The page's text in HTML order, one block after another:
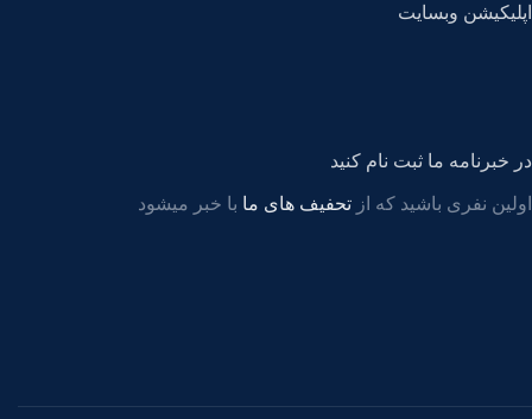
اپلیکیشن وبسایت
در خبرنامه ما ثبت نام کنید
اولین نفری باشید که از تحفیف های ما با خبر میشود